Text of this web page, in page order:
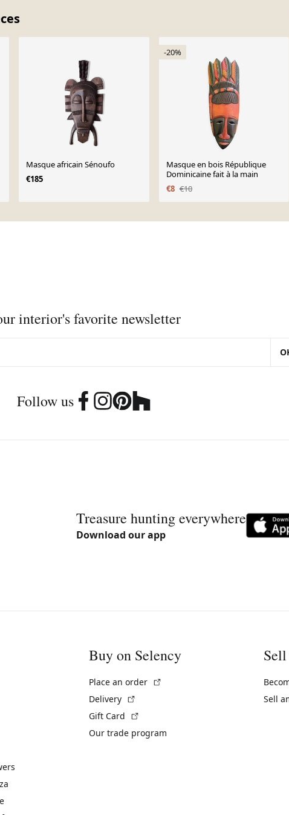
Masque africain Sénoufo
€185
-20%
Masque en bois République
Dominicaine fait à la main
€8 €10
interior's favorite newsletter
Follow us
Treasure hunting everywhere
Download our app
Buy on Selency
Place an order
Delivery
Gift Card
Our trade program
Sell